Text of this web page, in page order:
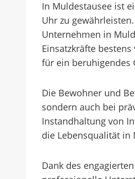
In Muldestausee ist
Uhr zu
Unternehmen in
Einsatzkräfte
für ein beruhigendes
Die Bewohner und
sondern auch bei
Instandhaltung von
die Lebensqualität in
Dank des